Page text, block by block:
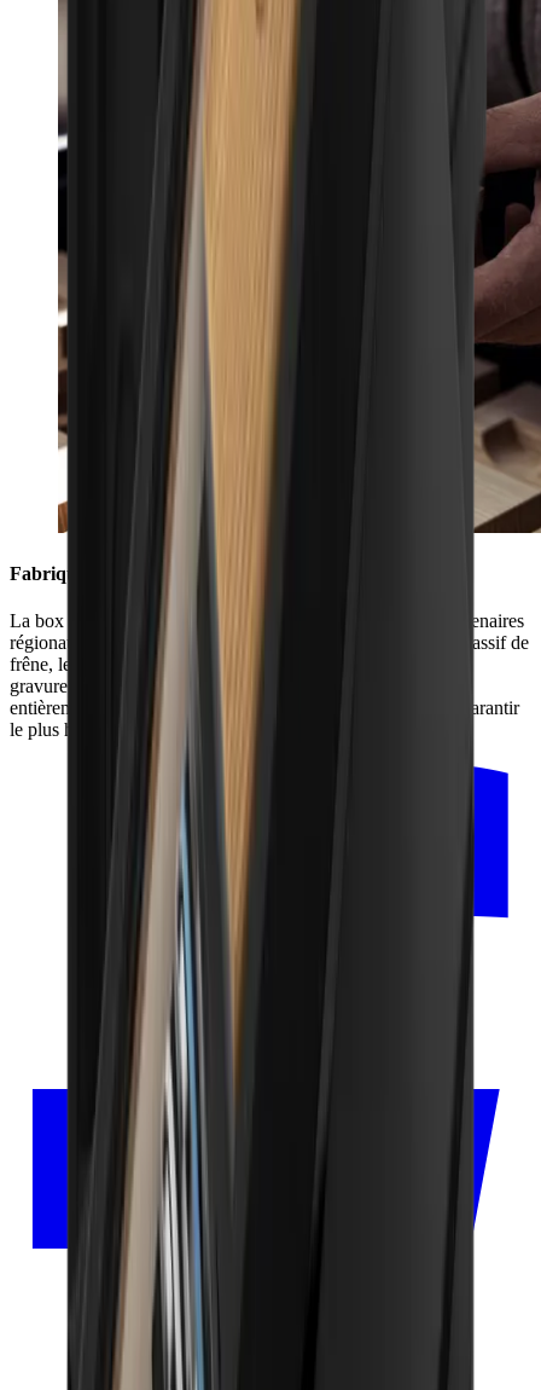
Fabriquée en Forêt-Noire
La box HORL® est fabriquée en collaboration avec nos partenaires
régionaux de la Forêt-Noire. Le double vernissage du bois massif de
frêne, le ponçage de la boîte et de son couvercle, ainsi que la
gravure au laser du logo HORL® : toute la production est
entièrement réalisée dans notre région. Nous pouvons ainsi garantir
le plus haut niveau de qualité.